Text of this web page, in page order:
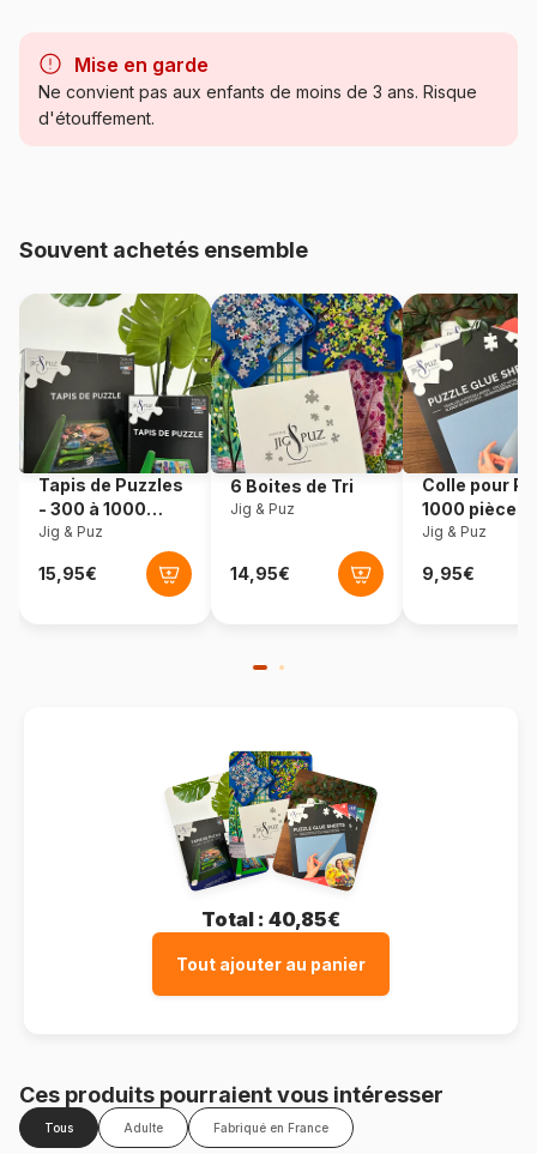
Catégorie
Provenance Pologne
Castorland-400416
EAN 5904438400416
Nombre de pièces 4000 pièces
Dimensions 138 x 68 cm
Mise en garde
Ne convient pas aux enfants de moins de 3 ans. Risque
d'étouffement.
Souvent achetés ensemble
Tapis de Puzzles
- 300 à 1000
pièces
Jig & Puz
6 Boites de Tri
Jig & Puz
Colle pour
1000 pièces
Jig & Puz
Total : 40,85€
Tout ajouter au panier
Ces produits pourraient vous intéresser
Tous Adulte Fabriqué en France